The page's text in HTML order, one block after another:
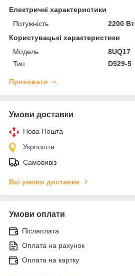
Електричні характеристики
Потужність
2200 Вт
Користувацькі характеристики
Мoдель
8UQ17
Тип
D529-5
Приховати
Умови доставки
Нова Пошта
Укрпошта
Самовивіз
Всі умови доставки
Умови оплати
Післяплата
Оплата на рахунок
Оплата на картку